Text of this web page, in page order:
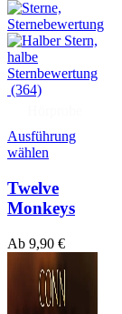
(364)
Ausführung
wählen
Twelve
Monkeys
Ab 9,90 €